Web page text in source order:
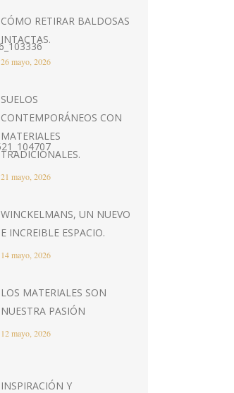
CÓMO RETIRAR BALDOSAS
INTACTAS.
26 mayo, 2026
SUELOS
CONTEMPORÁNEOS CON
MATERIALES
TRADICIONALES.
21 mayo, 2026
WINCKELMANS, UN NUEVO
E INCREIBLE ESPACIO.
14 mayo, 2026
LOS MATERIALES SON
NUESTRA PASIÓN
12 mayo, 2026
INSPIRACIÓN Y